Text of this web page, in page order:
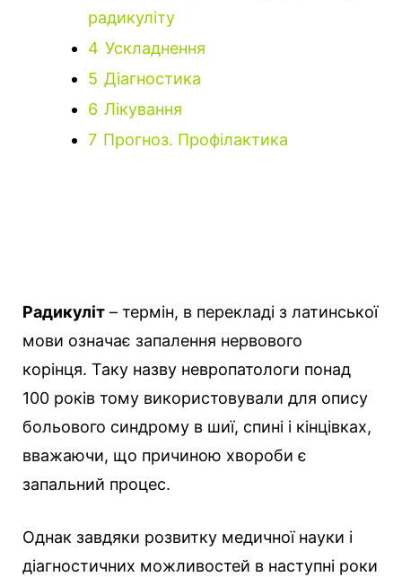
радикуліту
4 Ускладнення
5 Діагностика
6 Лікування
7 Прогноз. Профілактика
Радикуліт – термін, в перекладі з латинської
мови означає запалення нервового
корінця. Таку назву невропатологи понад
100 років тому використовували для опису
больового синдрому в шиї, спині і кінцівках,
вважаючи, що причиною хвороби є
запальний процес.
Однак завдяки розвитку медичної науки і
діагностичних можливостей в наступні роки